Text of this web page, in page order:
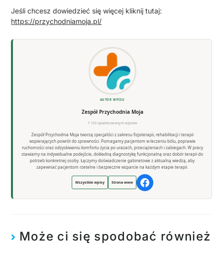
Jeśli chcesz dowiedzieć się więcej kliknij tutaj:
https://przychodniamoja.pl/
AUTOR WPISU
Zespół Przychodnia Moja
7 193 opublikowanych wpisów
Zespół Przychodnia Moja tworzą specjaliści z zakresu fizjoterapii, rehabilitacji i terapii
wspierających powrót do sprawności. Pomagamy pacjentom w leczeniu bólu, poprawie
ruchomości oraz odzyskiwaniu komfortu życia po urazach, przeciążeniach i zabiegach. W pracy
stawiamy na indywidualne podejście, dokładną diagnostykę funkcjonalną oraz dobór terapii do
potrzeb konkretnej osoby. Łączymy doświadczenie gabinetowe z aktualną wiedzą, aby
zapewniać pacjentom rzetelne i bezpieczne wsparcie na każdym etapie terapii.
Wszystkie wpisy Strona www
Może ci się spodobać również